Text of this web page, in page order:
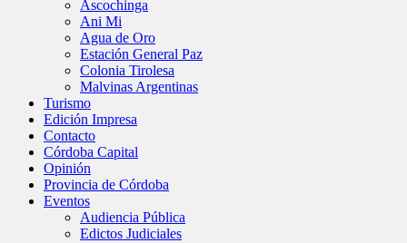
Ascochinga
Ani Mi
Agua de Oro
Estación General Paz
Colonia Tirolesa
Malvinas Argentinas
Turismo
Edición Impresa
Contacto
Córdoba Capital
Opinión
Provincia de Córdoba
Eventos
Audiencia Pública
Edictos Judiciales